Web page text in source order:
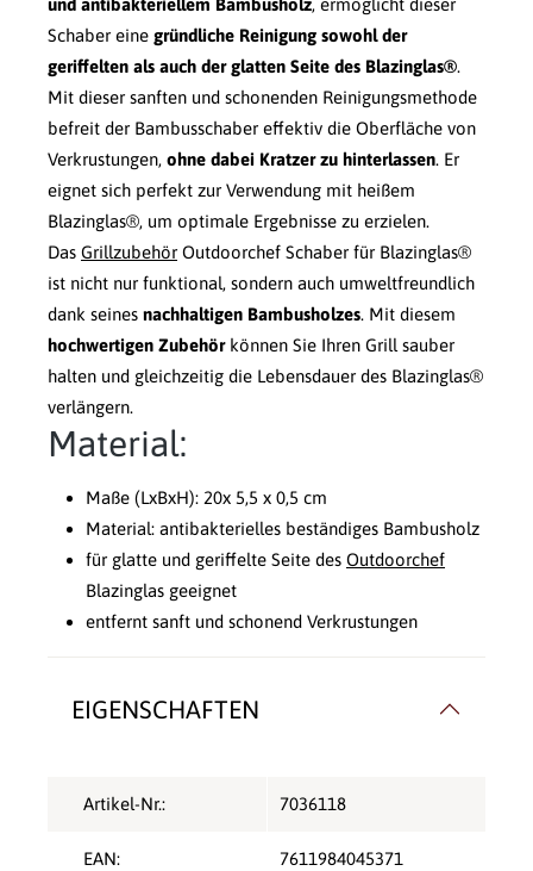
und antibakteriellem Bambusholz, ermöglicht dieser
Schaber eine gründliche Reinigung sowohl der
geriffelten als auch der glatten Seite des Blazinglas®.
Mit dieser sanften und schonenden Reinigungsmethode
befreit der Bambusschaber effektiv die Oberfläche von
Verkrustungen, ohne dabei Kratzer zu hinterlassen. Er
eignet sich perfekt zur Verwendung mit heißem
Blazinglas®, um optimale Ergebnisse zu erzielen.
Das Grillzubehör Outdoorchef Schaber für Blazinglas®
ist nicht nur funktional, sondern auch umweltfreundlich
dank seines nachhaltigen Bambusholzes. Mit diesem
hochwertigen Zubehörkönnen Sie Ihren Grill sauber
halten und gleichzeitig die Lebensdauer des Blazinglas®
verlängern.
Material:
Maße (LxBxH): 20x 5,5 x 0,5 cm
Material: antibakterielles beständiges Bambusholz
für glatte und geriffelte Seite des Outdoorchef
Blazinglas geeignet
entfernt sanft und schonend Verkrustungen
EIGENSCHAFTEN
Artikel-Nr.: 7036118
EAN: 7611984045371